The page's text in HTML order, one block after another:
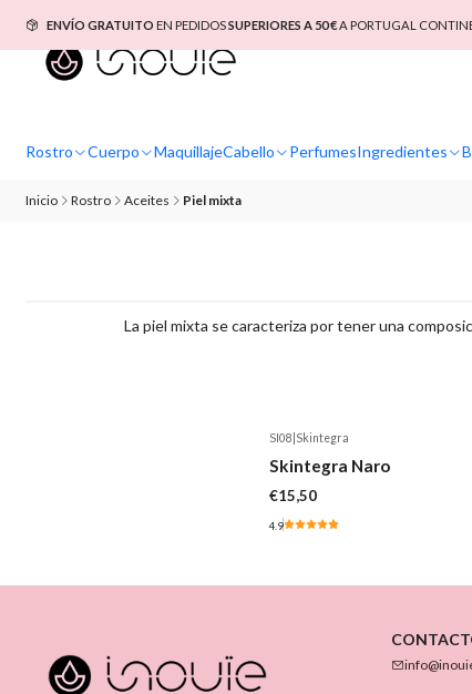
Rostro Cuerpo MaquillajeCabello PerfumesIngredientes
ENVÍO GRATUITO EN PEDIDOSSUPERIORES A 50 €A PORTUGAL
Inicio Rostro Aceites Piel mixta
La piel mixta se caracteriza por tener una
SI08 Skintegra
Skintegra Naro
€15,50
4.9